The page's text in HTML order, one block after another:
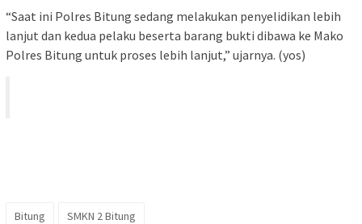
“Saat ini Polres Bitung sedang melakukan penyelidikan lebih
lanjut dan kedua pelaku beserta barang bukti dibawa ke Mako
Polres Bitung untuk proses lebih lanjut,” ujarnya. (yos)
Bitung SMKN 2 Bitung